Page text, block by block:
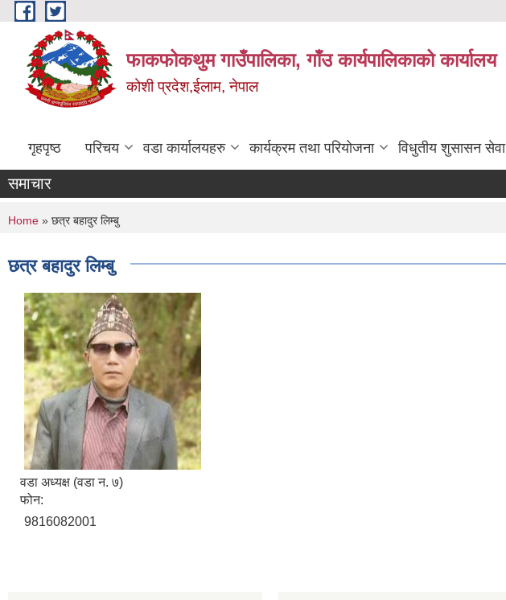
Skip to main content
फाकफोकथुम गाउँपालिका, गाँउ कार्यपालिकाको कार्यालय
कोशी प्रदेश,ईलाम, नेपाल
गृहपृष्ठ परिचय वडा कार्यालयहरु कार्यक्रम तथा परियोजना विधुतीय शुसासन सेवा
समाचार
You are here
Home » छत्र बहादुर लिम्बु
छत्र बहादुर लिम्बु
वडा अध्यक्ष (वडा न. ७)
फोन:
9816082001